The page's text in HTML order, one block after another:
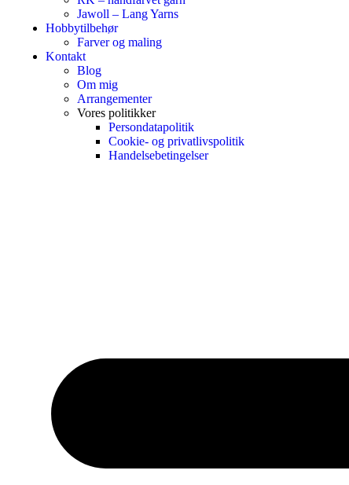
Jawoll – Lang Yarns
Hobbytilbehør
Farver og maling
Kontakt
Blog
Om mig
Arrangementer
Vores politikker
Persondatapolitik
Cookie- og privatlivspolitik
Handelsebetingelser